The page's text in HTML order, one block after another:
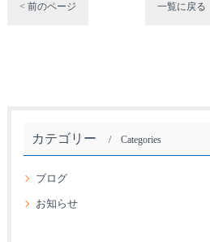
< 前のページ 一覧に戻る
カテゴリー Categories
ブログ
お知らせ